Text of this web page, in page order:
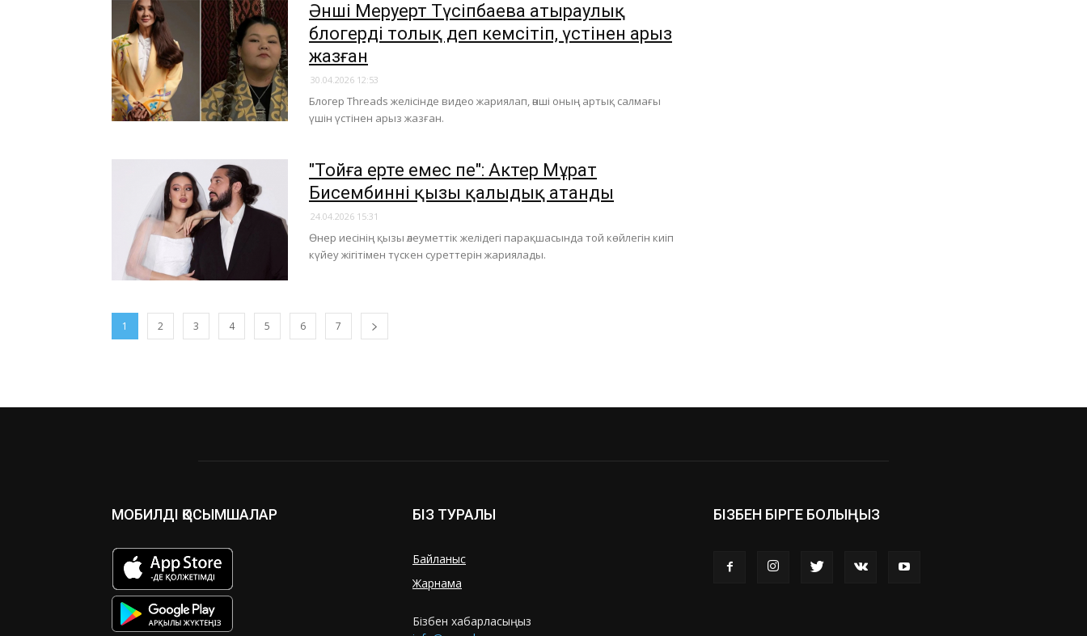
Әнші Меруерт Түсіпбаева атыраулық
блогерді толық деп кемсітіп, үстінен арыз
жазған
30.04.2026 12:53
Блогер Threads желісінде видео жариялап, әнші оның артық салмағы
үшін үстінен арыз жазған.
"Тойға ерте емес пе": Актер Мұрат
Бисембиннің қызы қалыңдық атанды
24.04.2026 15:31
Өнер иесінің қызы әлеуметтік желідегі парақшасында той көйлегін киіп
күйеу жігітімен түскен суреттерін жариялады.
1 2 3 4 5 6 7
МОБИЛДІ ҚОСЫМШАЛАР БІЗ ТУРАЛЫ
Байланыс
Жарнама
Бізбен хабарласыңыз
БІЗБЕН БІРГЕ БОЛЫҢЫЗ